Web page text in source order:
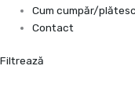
Cum cumpăr/plătesc
Contact
Filtrează